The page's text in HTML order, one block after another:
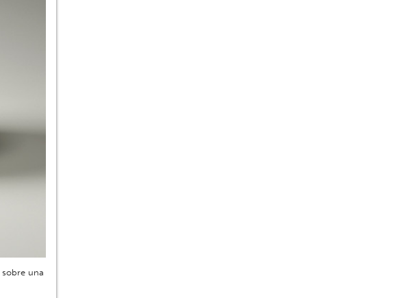
sobre una